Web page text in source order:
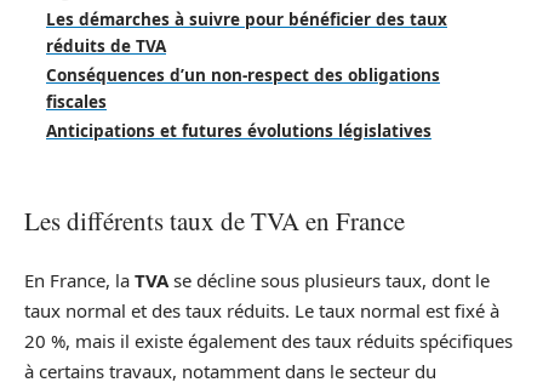
Les démarches à suivre pour bénéficier des taux
réduits de TVA
Conséquences d’un non-respect des obligations
fiscales
Anticipations et futures évolutions législatives
Les différents taux de TVA en France
En France, la TVA se décline sous plusieurs taux, dont le
taux normal et des taux réduits. Le taux normal est fixé à
20 %, mais il existe également des taux réduits spécifiques
à certains travaux, notamment dans le secteur du